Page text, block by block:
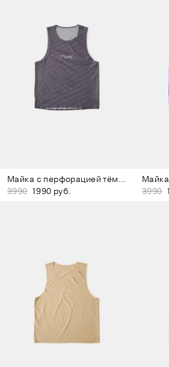
Майка с перфорацией тёмно-серая
3990 1990 руб.
3990